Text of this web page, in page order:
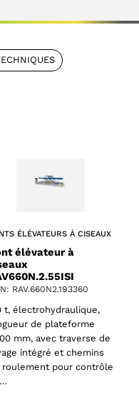
ÉLÉVATEURS À CISEAUX
élévateur à
RAV.660N2.193360
t, électrohydraulique,
de plateforme
mm, avec traverse de
intégré et chemins
roulement pour contrôle